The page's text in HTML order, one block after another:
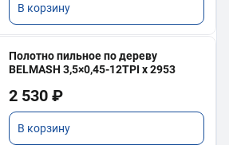
В корзину
Полотно пильное по дереву
BELMASH 3,5×0,45-12TPI x 2953
2 530 ₽
В корзину